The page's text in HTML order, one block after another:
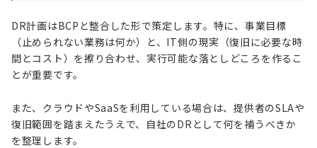
DR計画はBCPと整合した形で策定します。特に、事業目標
（止められない業務は何か）と、IT側の現実（復旧に必要な時
間とコスト）を擦り合わせ、実行可能な落としどころを作るこ
とが重要です。
また、クラウドやSaaSを利用している場合は、提供者のSLAや
復旧範囲を踏まえたうえで、自社のDRとして何を補うべきか
を整理します。